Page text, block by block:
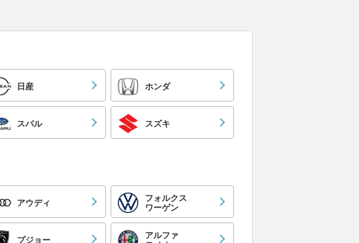
日産 ホンダ
スバル スズキ
アウディ
フォルクス
ワーゲン
プジョー
アルファ